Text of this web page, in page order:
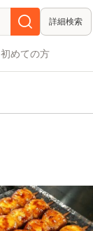
詳細検索
初めての方